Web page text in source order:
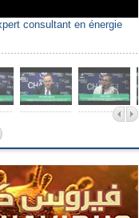
consultant en énergie